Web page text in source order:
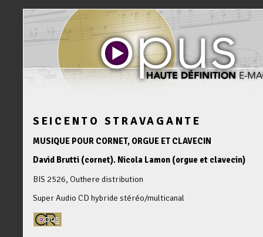
SEICENTO STRAVAGANTE
MUSIQUE POUR CORNET, ORGUE ET CLAVECIN
David Brutti (cornet). Nicola Lamon (orgue et clavecin)
BIS 2526, Outhere distribution
Super Audio CD hybride stéréo/multicanal